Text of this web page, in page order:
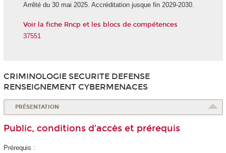
Arrêté du 30 mai 2025. Accréditation jusque fin 2029-2030.
Voir la fiche Rncp et les blocs de compétences
37551
CRIMINOLOGIE SECURITE DEFENSE
RENSEIGNEMENT CYBERMENACES
PRÉSENTATION
Public, conditions d’accès et prérequis
Prérequis :